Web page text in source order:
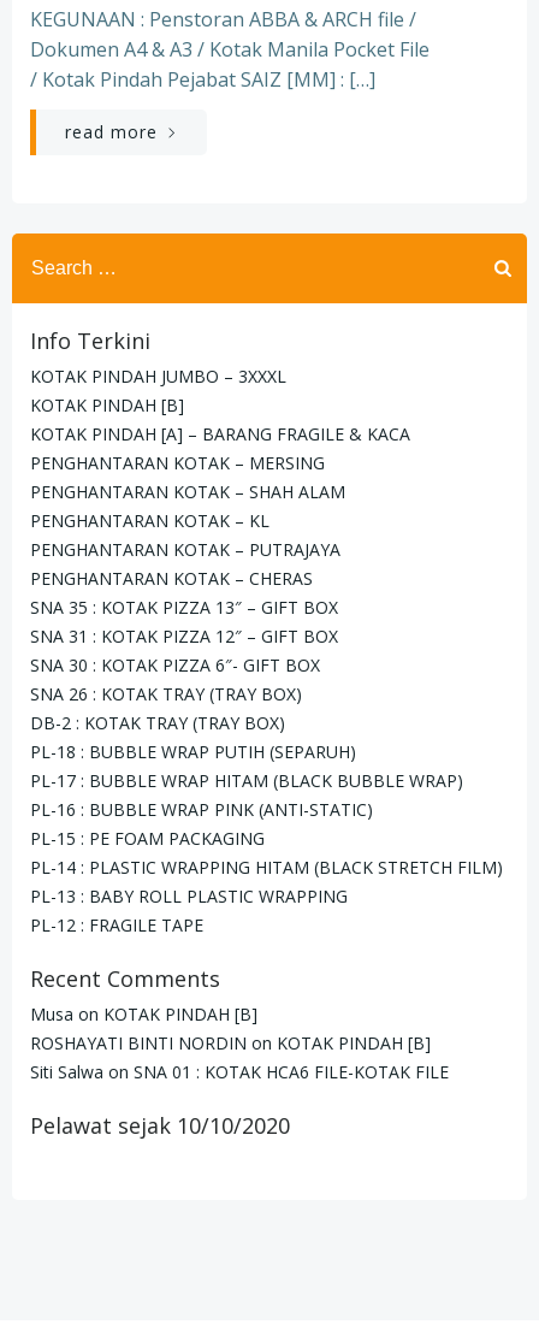
KEGUNAAN : Penstoran ABBA & ARCH file /
Dokumen A4 & A3 / Kotak Manila Pocket File
/ Kotak Pindah Pejabat SAIZ [MM] : […]
read more
Search
for:
Info Terkini
KOTAK PINDAH JUMBO – 3XXXL
KOTAK PINDAH [B]
KOTAK PINDAH [A] – BARANG FRAGILE & KACA
PENGHANTARAN KOTAK – MERSING
PENGHANTARAN KOTAK – SHAH ALAM
PENGHANTARAN KOTAK – KL
PENGHANTARAN KOTAK – PUTRAJAYA
PENGHANTARAN KOTAK – CHERAS
SNA 35 : KOTAK PIZZA 13″ – GIFT BOX
SNA 31 : KOTAK PIZZA 12″ – GIFT BOX
SNA 30 : KOTAK PIZZA 6″- GIFT BOX
SNA 26 : KOTAK TRAY (TRAY BOX)
DB-2 : KOTAK TRAY (TRAY BOX)
PL-18 : BUBBLE WRAP PUTIH (SEPARUH)
PL-17 : BUBBLE WRAP HITAM (BLACK BUBBLE WRAP)
PL-16 : BUBBLE WRAP PINK (ANTI-STATIC)
PL-15 : PE FOAM PACKAGING
PL-14 : PLASTIC WRAPPING HITAM (BLACK STRETCH FILM)
PL-13 : BABY ROLL PLASTIC WRAPPING
PL-12 : FRAGILE TAPE
Recent Comments
Musa on KOTAK PINDAH [B]
ROSHAYATI BINTI NORDIN on KOTAK PINDAH [B]
Siti Salwa on SNA 01 : KOTAK HCA6 FILE-KOTAK FILE
Pelawat sejak 10/10/2020